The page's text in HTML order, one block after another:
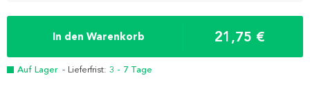
In den Warenkorb 21,75 €
Auf Lager - Lieferfrist: 3 - 7 Tage